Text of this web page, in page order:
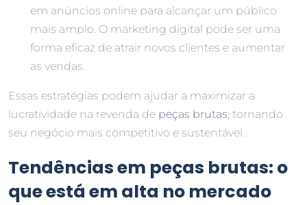
em anúncios online para alcançar um público
mais amplo. O marketing digital pode ser uma
forma eficaz de atrair novos clientes e aumentar
as vendas.
Essas estratégias podem ajudar a maximizar a
lucratividade na revenda de peças brutas, tornando
seu negócio mais competitivo e sustentável.
Tendências em peças brutas: o
que está em alta no mercado